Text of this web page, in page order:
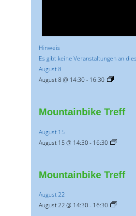
Hinweis
Es gibt keine Veranstaltungen an
August 8
August 8 @ 14:30- 16:30
Mountainbike Treff
August 15
August 15 @ 14:30- 16:30
Mountainbike Treff
August 22
August 22 @ 14:30- 16:30